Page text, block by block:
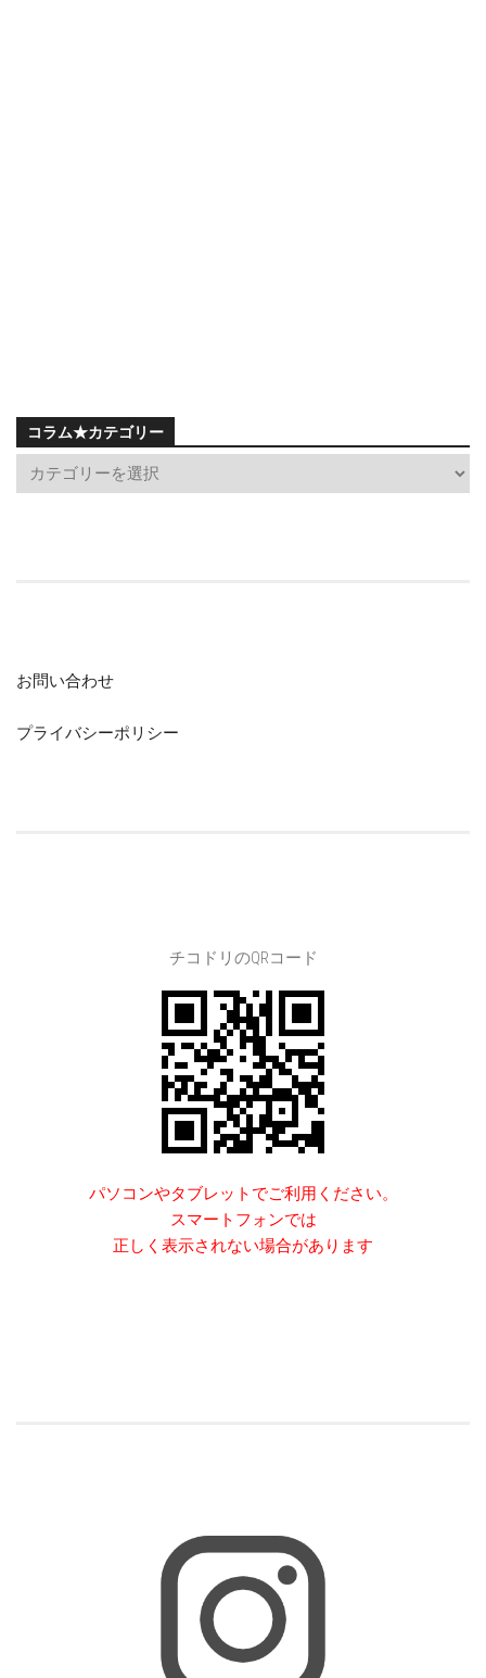
コラム★カテゴリー
お問い合わせ
プライバシーポリシー
チコドリのQRコード
パソコンやタブレットでご利用ください。
スマートフォンでは
正しく表示されない場合があります